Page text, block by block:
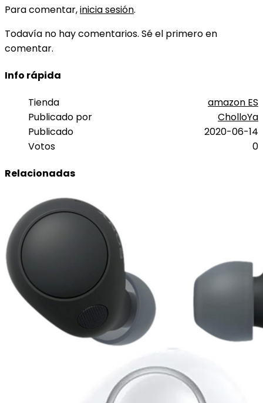
Para comentar,inicia sesión.
Todavía no hay comentarios. Sé el primero en
comentar.
Info rápida
Tienda
amazon ES
Publicado por
CholloYa
Publicado
2020-06-14
Votos
0
Relacionadas